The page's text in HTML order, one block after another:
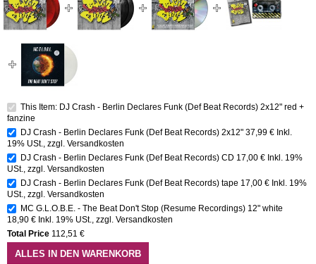
This Item: DJ Crash - Berlin Declares Funk (Def Beat Records) 2x12" red +
fanzine
DJ Crash - Berlin Declares Funk (Def Beat Records) 2x12" 37,99 € Inkl.
19% USt., zzgl. Versandkosten
DJ Crash - Berlin Declares Funk (Def Beat Records) CD 17,00 € Inkl. 19%
USt., zzgl. Versandkosten
DJ Crash - Berlin Declares Funk (Def Beat Records) tape 17,00 € Inkl. 19%
USt., zzgl. Versandkosten
MC G.L.O.B.E. - The Beat Don't Stop (Resume Recordings) 12" white
18,90 € Inkl. 19% USt., zzgl. Versandkosten
Total Price 112,51 €
ALLES IN DEN WARENKORB